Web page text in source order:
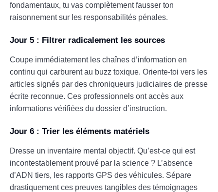
fondamentaux, tu vas complètement fausser ton
raisonnement sur les responsabilités pénales.
Jour 5 : Filtrer radicalement les sources
Coupe immédiatement les chaînes d’information en
continu qui carburent au buzz toxique. Oriente-toi vers les
articles signés par des chroniqueurs judiciaires de presse
écrite reconnue. Ces professionnels ont accès aux
informations vérifiées du dossier d’instruction.
Jour 6 : Trier les éléments matériels
Dresse un inventaire mental objectif. Qu’est-ce qui est
incontestablement prouvé par la science ? L’absence
d’ADN tiers, les rapports GPS des véhicules. Sépare
drastiquement ces preuves tangibles des témoignages